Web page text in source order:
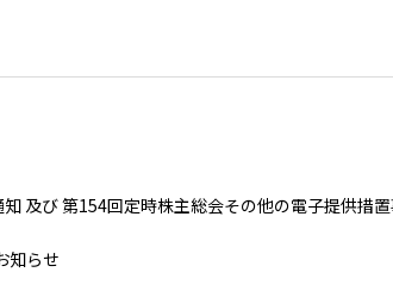
及び 第154回定時株主総会その他の電子提供措置
知らせ